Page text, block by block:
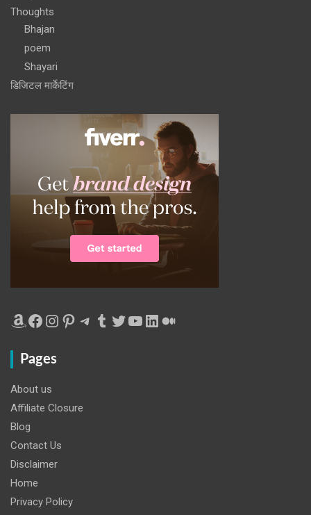
Thoughts
Bhajan
poem
Shayari
डिजिटल मार्केटिंग
Amazon
Facebook
Instagram
Pinterest
Telegram
Tumblr
Twitter
YouTube
LinkedIn
Medium
Pages
About us
Affiliate Closure
Blog
Contact Us
Disclaimer
Home
Privacy Policy